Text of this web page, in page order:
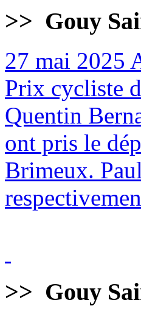
>> Gouy
27 mai 2025
Prix cycliste
Quentin
ont pris le
Brimeux.
>> Gouy